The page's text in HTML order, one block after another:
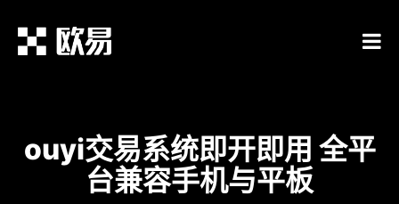
ouyi交易系统即开即用 全平
台兼容手机与平板